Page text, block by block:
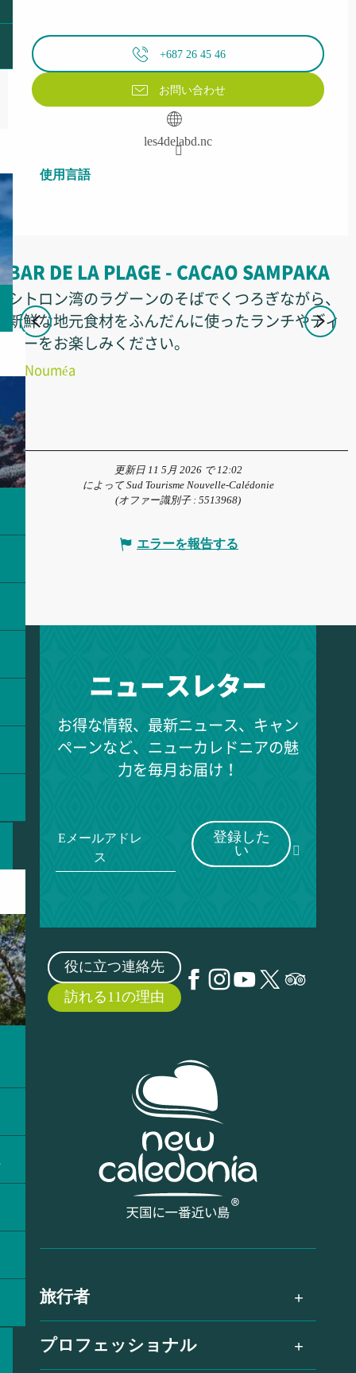
+687 26 45 46
お問い合わせ
les4delabd.nc
使用言語
使用言語
BAR DE LA PLAGE - CACAO SAMPAKA
シトロン湾のラグーンのそばでくつろぎながら、
新鮮な地元食材をふんだんに使ったランチやディ
ナーをお楽しみください。
Nouméa
更新日 11 5月 2026 で 12:02
によって Sud Tourisme Nouvelle-Calédonie
(オファー識別子 : 5513968)
エラーを報告する
ニュースレター
お得な情報、最新ニュース、キャン
ペーンなど、ニューカレドニアの魅
力を毎月お届け！
Eメールアドレ
ス
登録した
い
役に立つ連絡先
訪れる11の理由
旅行者
プロフェッショナル